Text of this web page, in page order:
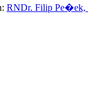
RNDr. Filip Pe�ek,